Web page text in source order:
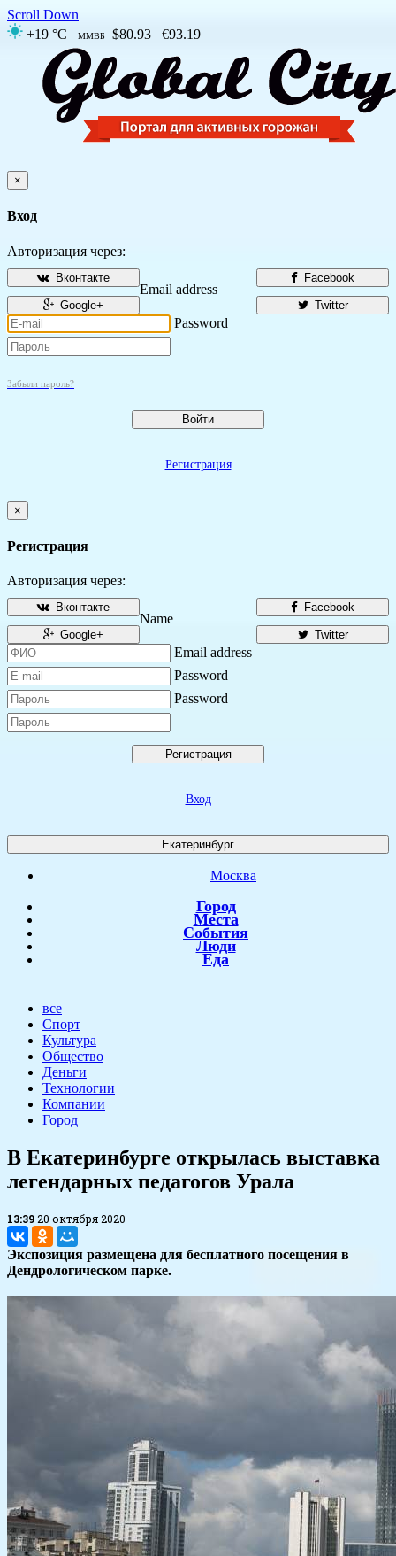
Scroll Down
+19 °C
ММВБ $80.93 €93.19
×
Вход
Авторизация через:
Facebook
Вконтакте
Twitter
Google+
Email address
Password
Забыли пароль?
Войти
Регистрация
×
Регистрация
Авторизация через:
Facebook
Вконтакте
Twitter
Google+
Name
Email address
Password
Password
Регистрация
Вход
Екатеринбург
Москва
Город
Места
События
Люди
Еда
все
Спорт
Культура
Общество
Деньги
Технологии
Компании
Город
​В Екатеринбурге открылась выставка
легендарных педагогов Урала
13:3920 октября 2020
Экспозиция размещена для бесплатного посещения в
Дендрологическом парке.